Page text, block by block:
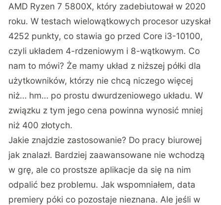
AMD Ryzen 7 5800X, który zadebiutował w 2020
roku. W testach wielowątkowych procesor uzyskał
4252 punkty, co stawia go przed Core i3-10100,
czyli układem 4-rdzeniowym i 8-wątkowym. Co
nam to mówi? Że mamy układ z niższej półki dla
użytkowników, którzy nie chcą niczego więcej
niż… hm… po prostu dwurdzeniowego układu. W
związku z tym jego cena powinna wynosić mniej
niż 400 złotych.
Jakie znajdzie zastosowanie? Do pracy biurowej
jak znalazł. Bardziej zaawansowane nie wchodzą
w grę, ale co prostsze aplikacje da się na nim
odpalić bez problemu. Jak wspomniałem, data
premiery póki co pozostaje nieznana. Ale jeśli w